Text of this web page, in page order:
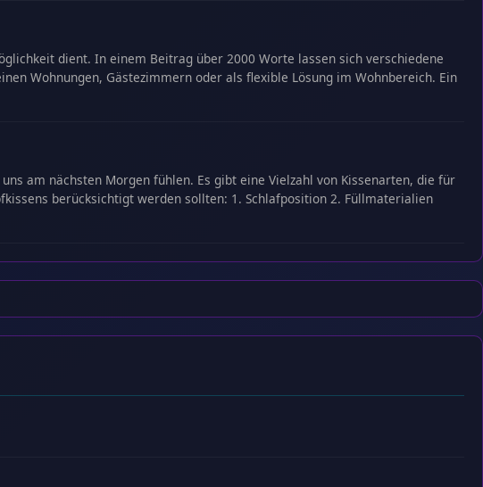
dient. In einem Beitrag über 2000 Worte lassen sich verschiedene
Wohnungen, Gästezimmern oder als flexible Lösung im Wohnbereich. Ein
am nächsten Morgen fühlen. Es gibt eine Vielzahl von Kissenarten, die für
berücksichtigt werden sollten: 1. Schlafposition 2. Füllmaterialien